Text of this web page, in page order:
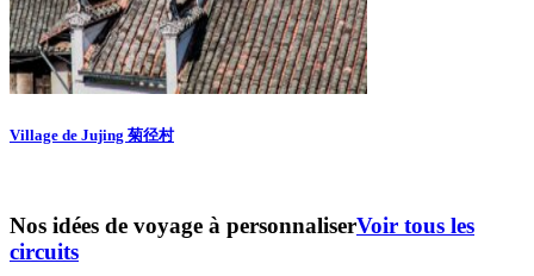
Village de Jujing 菊径村
Nos idées de voyage à personnaliserVoir tous les
circuits